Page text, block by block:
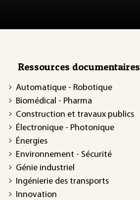
Ressources documentaires
Automatique - Robotique
Biomédical - Pharma
Construction et travaux publics
Électronique - Photonique
Énergies
Environnement - Sécurité
Génie industriel
Ingénierie des transports
Innovation